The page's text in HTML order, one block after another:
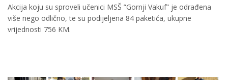
Akcija koju su sproveli učenici MSŠ ”Gornji Vakuf” je odrađena
više nego odlično, te su podijeljena 84 paketića, ukupne
vrijednosti 756 KM.